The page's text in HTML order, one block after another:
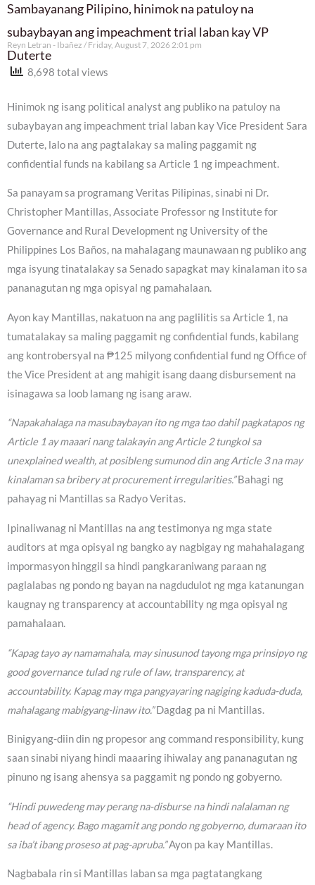
Sambayanang Pilipino, hinimok na patuloy na
subaybayan ang impeachment trial laban kay VP
Duterte
Reyn Letran - Ibañez Friday, August 7, 2026 2:01 pm
8,698 total views
Hinimok ng isang political analyst ang publiko na patuloy na
subaybayan ang impeachment trial laban kay Vice President Sara
Duterte, lalo na ang pagtalakay sa maling paggamit ng
confidential funds na kabilang sa Article 1 ng impeachment.
Sa panayam sa programang Veritas Pilipinas, sinabi ni Dr.
Christopher Mantillas, Associate Professor ng Institute for
Governance and Rural Development ng University of the
Philippines Los Baños, na mahalagang maunawaan ng publiko ang
mga isyung tinatalakay sa Senado sapagkat may kinalaman ito sa
pananagutan ng mga opisyal ng pamahalaan.
Ayon kay Mantillas, nakatuon na ang paglilitis sa Article 1, na
tumatalakay sa maling paggamit ng confidential funds, kabilang
ang kontrobersyal na ₱125 milyong confidential fund ng Office of
the Vice President at ang mahigit isang daang disbursement na
isinagawa sa loob lamang ng isang araw.
“Napakahalaga na masubaybayan ito ng mga tao dahil pagkatapos ng
Article 1 ay maaari nang talakayin ang Article 2 tungkol sa
unexplained wealth, at posibleng sumunod din ang Article 3 na may
kinalaman sa bribery at procurement irregularities.”Bahagi ng
pahayag ni Mantillas sa Radyo Veritas.
Ipinaliwanag ni Mantillas na ang testimonya ng mga state
auditors at mga opisyal ng bangko ay nagbigay ng mahahalagang
impormasyon hinggil sa hindi pangkaraniwang paraan ng
paglalabas ng pondo ng bayan na nagdudulot ng mga katanungan
kaugnay ng transparency at accountability ng mga opisyal ng
pamahalaan.
“Kapag tayo ay namamahala, may sinusunod tayong mga prinsipyo ng
good governance tulad ng rule of law, transparency, at
accountability. Kapag may mga pangyayaring nagiging kaduda-duda,
mahalagang mabigyang-linaw ito.”Dagdag pa ni Mantillas.
Binigyang-diin din ng propesor ang command responsibility, kung
saan sinabi niyang hindi maaaring ihiwalay ang pananagutan ng
pinuno ng isang ahensya sa paggamit ng pondo ng gobyerno.
“Hindi puwedeng may perang na-disburse na hindi nalalaman ng
head of agency. Bago magamit ang pondo ng gobyerno, dumaraan ito
sa iba’t ibang proseso at pag-apruba.”Ayon pa kay Mantillas.
Nagbabala rin si Mantillas laban sa mga pagtatangkang